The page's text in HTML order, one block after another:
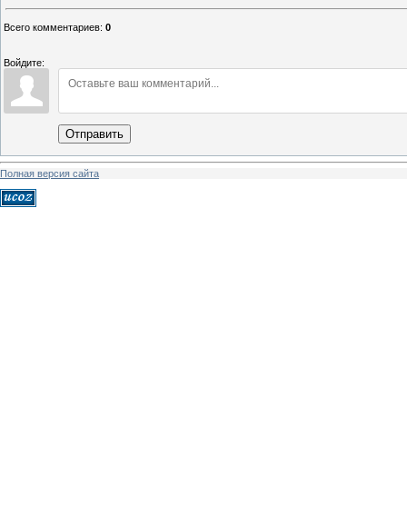
Всего комментариев: 0
Войдите:
Отправить
Полная версия сайта